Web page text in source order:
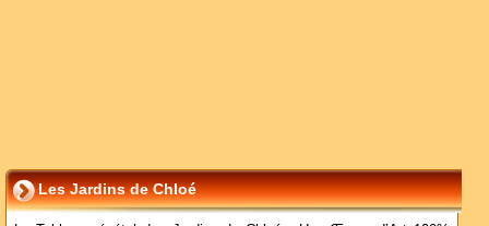
Les Jardins de Chloé